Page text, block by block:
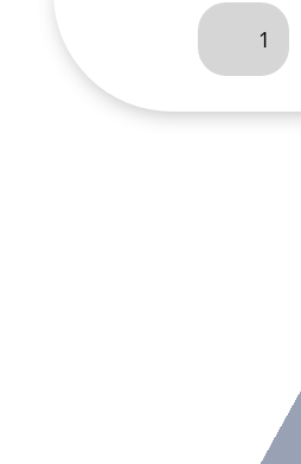
COLUMNA
FOG047